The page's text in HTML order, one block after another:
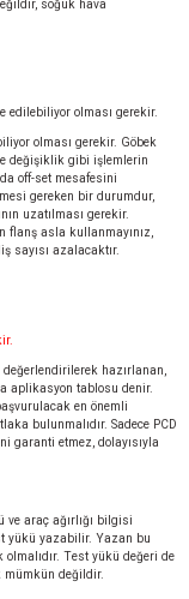
soğuk hava
edilebiliyor olması gerekir.
olması gerekir. Göbek
değişiklik gibi işlemlerin
off-set mesafesini
gereken bir durumdur,
uzatılması gerekir.
flanş asla kullanmayınız,
sayısı azalacaktır.
hazırlanan,
aplikasyon tablosu denir.
en önemli
bulunmalıdır. Sadece PCD
garanti etmez, dolayısıyla
araç ağırlığı bilgisi
yükü yazabilir. Yazan bu
Test yükü değeri de
mümkün değildir.